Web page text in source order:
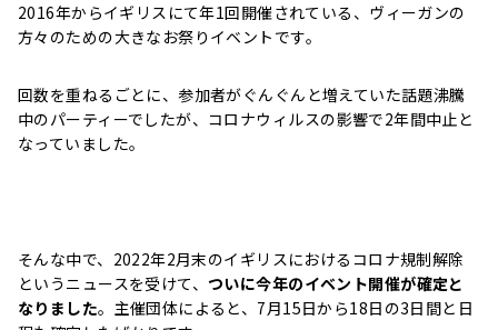
2016年からイギリスにて年1回開催されている、ヴィーガンの
方々のための大きなお祭りイベントです。
回数を重ねるごとに、参加者がぐんぐんと増えていた話題沸騰
中のパーティーでしたが、コロナウィルスの影響で2年間中止と
なっていました。
そんな中で、2022年2月末のイギリスにおけるコロナ規制解除
というニュースを受けて、 ついに今年のイベント開催が確定と
なりました。主催団体によると、7月15日から18日の3日間と日